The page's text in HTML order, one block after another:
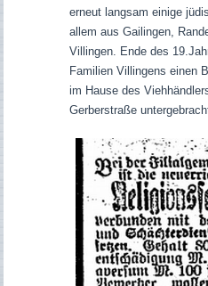
erneut langsam einige
allem aus Gailingen,
Villingen. Ende des
Familien Villingens einen
im Hause des
Gerberstraße